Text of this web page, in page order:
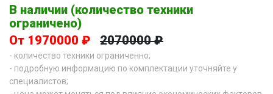
В наличии (количество техники
ограничено)
От 1970000 ₽
2070000 ₽
- количество техники ограниченно;
- подробную информацию по комплектации уточняйте у
специалистов;